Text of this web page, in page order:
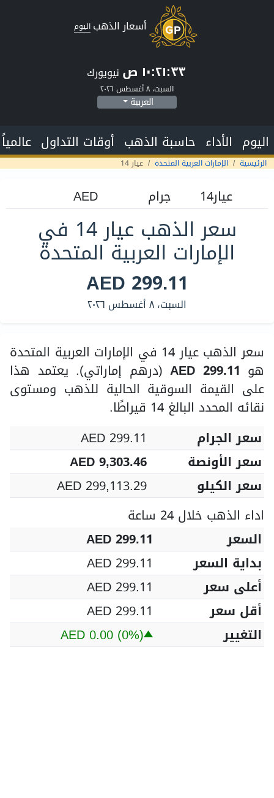
أسعار الذهب اليوم
١٠:٢١:٣٤ ص نيويورك
السبت، ٨ أغسطس ٢٠٢٦
العربية
اليوم الأداء حاسبة الذهب أوقات التداول عالمياً
الرئيسية الإمارات العربية المتحدة عيار 14
سعر الذهب عيار 14 في
الإمارات العربية المتحدة
AED 299.11
السبت، ٨ أغسطس ٢٠٢٦
سعر الذهب عيار 14 في الإمارات العربية المتحدة
هو AED 299.11 (درهم إماراتي). يعتمد هذا
على القيمة السوقية الحالية للذهب ومستوى
نقائه المحدد البالغ 14 قيراطًا.
سعر الجرام
AED 299.11
سعر الأونصة
AED 9,303.46
سعر الكيلو
AED 299,113.29
اداء الذهب خلال 24 ساعة
السعر
AED 299.11
بداية السعر
AED 299.11
أعلى سعر
AED 299.11
أقل سعر
AED 299.11
التغيير
AED 0.00 (0%)